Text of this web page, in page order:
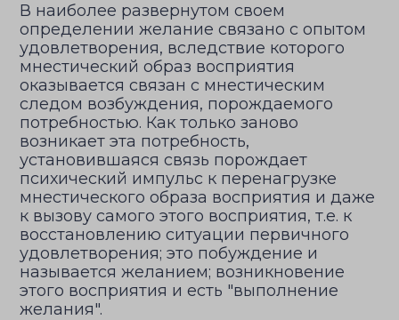
В наиболее развернутом своем
определении желание связано с опытом
удовлетворения, вследствие которого
мнестический образ восприятия
оказывается связан с мнестическим
следом возбуждения, порождаемого
потребностью. Как только заново
возникает эта потребность,
установившаяся связь порождает
психический импульс к перенагрузке
мнестического образа восприятия и даже
к вызову самого этого восприятия, т.е. к
восстановлению ситуации первичного
удовлетворения; это побуждение и
называется желанием; возникновение
этого восприятия и есть "выполнение
желания".